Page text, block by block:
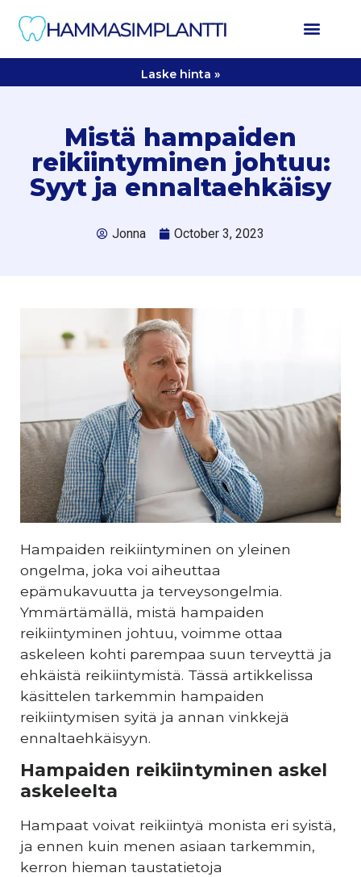
Laske hinta »
Mistä hampaiden
reikiintyminen johtuu:
Syyt ja ennaltaehkäisy
Jonna October 3, 2023
Hampaiden reikiintyminen on yleinen
ongelma, joka voi aiheuttaa
epämukavuutta ja terveysongelmia.
Ymmärtämällä, mistä hampaiden
reikiintyminen johtuu, voimme ottaa
askeleen kohti parempaa suun terveyttä ja
ehkäistä reikiintymistä. Tässä artikkelissa
käsittelen tarkemmin hampaiden
reikiintymisen syitä ja annan vinkkejä
ennaltaehkäisyyn.
Hampaiden reikiintyminen askel
askeleelta
Hampaat voivat reikiintyä monista eri syistä,
ja ennen kuin menen asiaan tarkemmin,
kerron hieman taustatietoja